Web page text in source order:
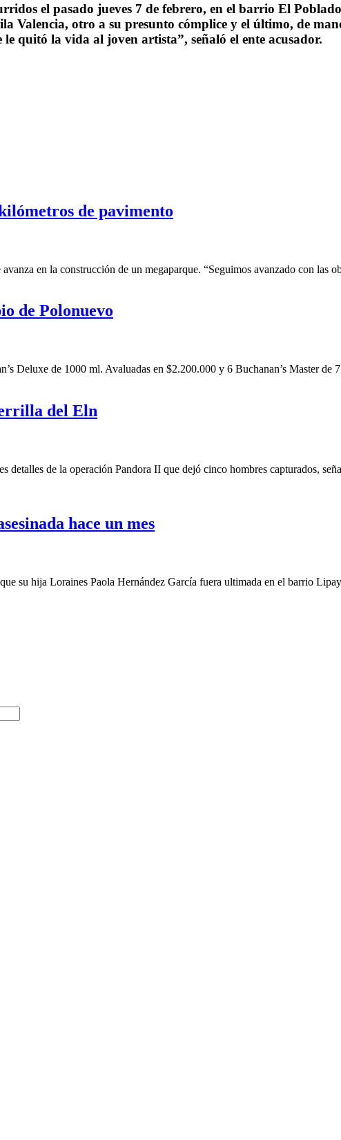
el pasado jueves 7 de febrero, en el barrio El
Valencia, otro a su presunto cómplice y el último, de
quitó la vida al joven artista”, señaló el ente acusador.
de pavimento
en la construcción de un megaparque. “Seguimos avanzado con las
de Polonuevo
de 1000 ml. Avaluadas en $2.200.000 y 6 Buchanan’s Master de
del Eln
de la operación Pandora II que dejó cinco hombres capturados,
hace un mes
su hija Loraines Paola Hernández García fuera ultimada en el barrio